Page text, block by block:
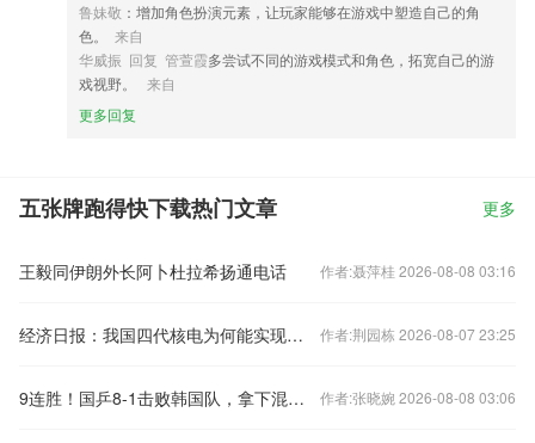
鲁妹敬 ：增加角色扮演元素，让玩家能够在游戏中塑造自己的角
色。
来自
华威振 回复 管萱霞多尝试不同的游戏模式和角色，拓宽自己的游
戏视野。
来自
更多回复
五张牌跑得快下载热门文章 更多
王毅同伊朗外长阿卜杜拉希扬通电话 作者:聂萍桂 2026-08-08 03:16
经济日报：我国四代核电为何能实现领跑 作者:荆园栋 2026-08-07 23:25
9连胜！国乒8-1击败韩国队，拿下混合团体世界杯冠军 作者:张晓婉 2026-08-08 03:06